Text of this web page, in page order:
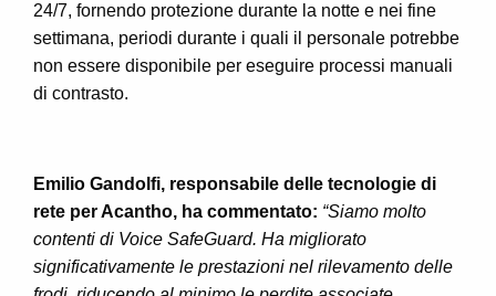
24/7, fornendo protezione durante la notte e nei fine
settimana, periodi durante i quali il personale potrebbe
non essere disponibile per eseguire processi manuali
di contrasto.
Emilio Gandolfi, responsabile delle tecnologie di
rete per Acantho, ha commentato: “Siamo molto
contenti di Voice SafeGuard. Ha migliorato
significativamente le prestazioni nel rilevamento delle